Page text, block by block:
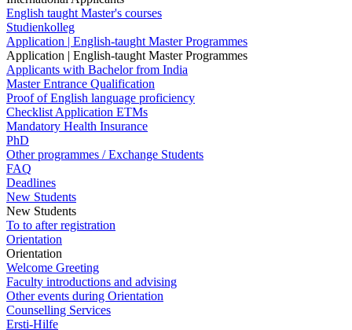
English taught Master's courses
Studienkolleg
Application | English-taught Master Programmes
Application | English-taught Master Programmes
Applicants with Bachelor from India
Master Entrance Qualification
Proof of English language proficiency
Checklist Application ETMs
Mandatory Health Insurance
PhD
Other programmes / Exchange Students
FAQ
Deadlines
New Students
New Students
To to after registration
Orientation
Orientation
Welcome Greeting
Faculty introductions and advising
Other events during Orientation
Counselling Services
Ersti-Hilfe